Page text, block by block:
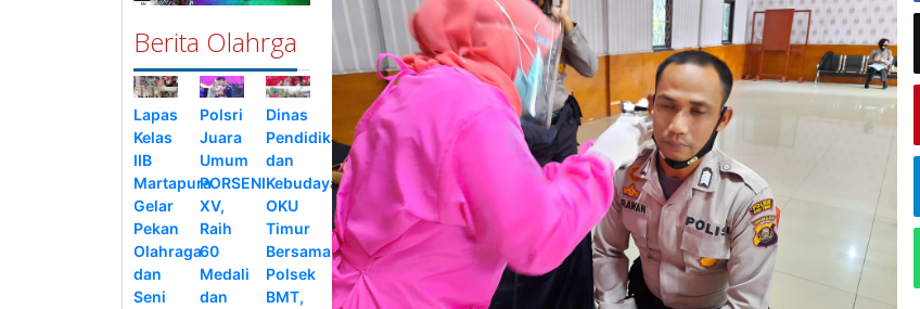
Berita Olahrga
Lapas
Kelas
IIB
Martapura
Gelar
Pekan
Olahraga
dan
Seni
Polsri
Juara
Umum
PORSENI
XV,
Raih
60
Medali
dan
Dinas
Pendidikan
dan
Kebudayaan
OKU
Timur
Bersama
Polsek
BMT,